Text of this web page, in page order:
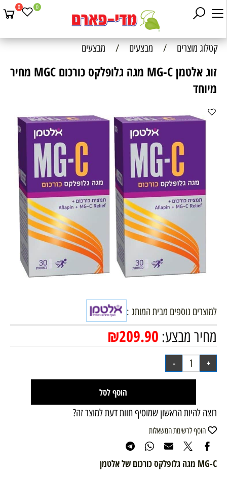
0 0
קטלוג מוצרים / מבצעים / מבצעים
זוג אלטמן MG-C מגה גלופלקס כורכום MGC מחיר
מיוחד
למוצרים נוספים מבית המותג :
מחיר מבצע: ₪209.90
הוסף לסל
רוצה להיות הראשון שמוסיף חוות דעת למוצר זה?
הוסף לרשימת המשאלות
MG-C מגה גלופלקס כורכום של אלטמן